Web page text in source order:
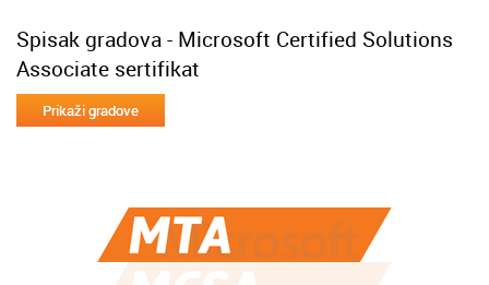
Spisak gradova - Microsoft Certified Solutions
Associate sertifikat